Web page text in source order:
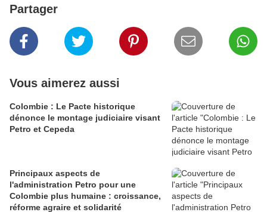
Partager
Vous aimerez aussi
Colombie : Le Pacte historique
dénonce le montage judiciaire visant
Petro et Cepeda
Principaux aspects de
l'administration Petro pour une
Colombie plus humaine : croissance,
réforme agraire et solidarité